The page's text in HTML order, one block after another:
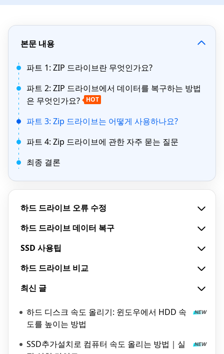
본문 내용
파트 1: ZIP 드라이브란 무엇인가요?
파트 2: ZIP 드라이브에서 데이터를 복구하는 방법
은 무엇인가요?
HOT
파트 3: Zip 드라이브는 어떻게 사용하나요?
파트 4: Zip 드라이브에 관한 자주 묻는 질문
최종 결론
하드 드라이브 오류 수정
하드 드라이브 데이터 복구
SSD 사용팁
하드 드라이브 비교
최신 글
하드 디스크 속도 올리기: 윈도우에서 HDD 속
도를 높이는 방법
SSD추가설치로 컴퓨터 속도 올리는 방법｜실